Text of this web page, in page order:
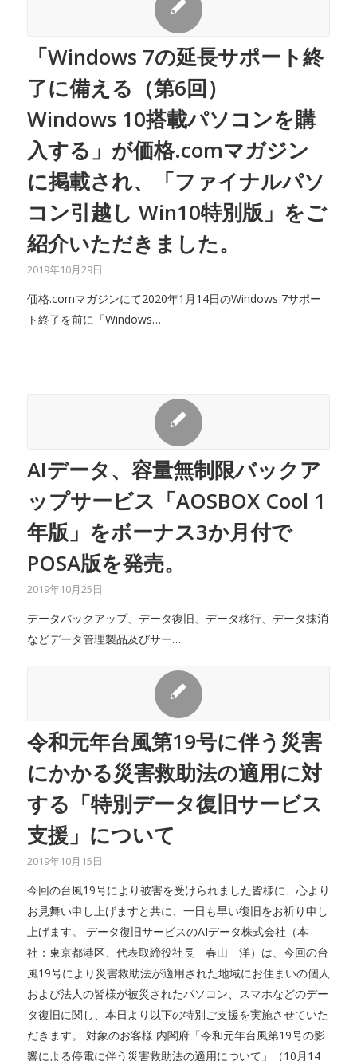
「Windows 7の延長サポート終
了に備える（第6回）
Windows 10搭載パソコンを購
入する」が価格.comマガジン
に掲載され、「ファイナルパソ
コン引越し Win10特別版」をご
紹介いただきました。
2019年10月29日
価格.comマガジンにて2020年1月14日のWindows 7サポー
ト終了を前に「Windows…
AIデータ、容量無制限バックア
ップサービス「AOSBOX Cool 1
年版」をボーナス3か月付で
POSA版を発売。
2019年10月25日
データバックアップ、データ復旧、データ移行、データ抹消
などデータ管理製品及びサー…
令和元年台風第19号に伴う災害
にかかる災害救助法の適用に対
する「特別データ復旧サービス
支援」について
2019年10月15日
今回の台風19号により被害を受けられました皆様に、心より
お見舞い申し上げますと共に、一日も早い復旧をお祈り申し
上げます。 データ復旧サービスのAIデータ株式会社（本
社：東京都港区、代表取締役社長 春山 洋）は、今回の台
風19号により災害救助法が適用された地域にお住まいの個人
および法人の皆様が被災されたパソコン、スマホなどのデー
タ復旧に関し、本日より以下の特別ご支援を実施させていた
だきます。 対象のお客様 内閣府「令和元年台風第19号の影
響による停電に伴う災害救助法の適用について」（10月14